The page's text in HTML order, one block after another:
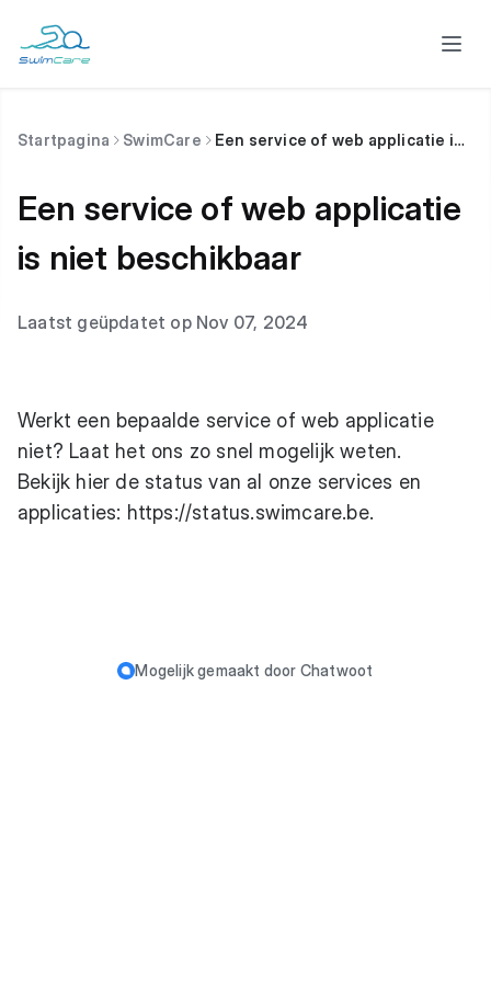
Startpagina SwimCare Een service of web applicatie is niet beschikbaar
Een service of web applicatie
is niet beschikbaar
Laatst geüpdatet op Nov 07, 2024
Werkt een bepaalde service of web applicatie
niet? Laat het ons zo snel mogelijk weten.
Bekijk hier de status van al onze services en
applicaties: https://status.swimcare.be.
Mogelijk gemaakt door Chatwoot